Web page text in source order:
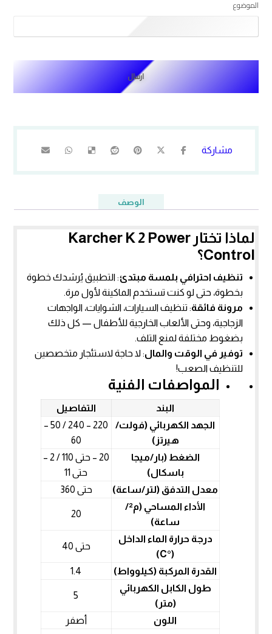
الموضوع
الوصف
لماذا تختار Karcher K 2 Power
Control؟
تنظيف احترافي بلمسة مبتدئ: التطبيق يُرشدك خطوة
بخطوة، حتى لو كنت تستخدم الماكينة لأول مرة.
مرونة فائقة: تنظيف السيارات، الشوايات، الواجهات
الزجاجية، وحتى الألعاب الخارجية للأطفال — كل ذلك
بضغوط مختلفة لمنع التلف.
توفير في الوقت والمال: لا حاجة لاستئجار متخصصين
للتنظيف الصعب!
المواصفات الفنية
البند
التفاصيل
الجهد الكهربائي (فولت/
هيرتز)
220 – 240 / 50 –
60
الضغط (بار/ميجا
باسكال)
20 – حتى 110 / 2 –
حتى 11
معدل التدفق (لتر/ساعة)
حتى 360
الأداء المساحي (م²/
ساعة)
20
درجة حرارة الماء الداخل
(°C)
حتى 40
القدرة المركبة (كيلوواط)
1.4
طول الكابل الكهربائي
(متر)
5
اللون
أصفر